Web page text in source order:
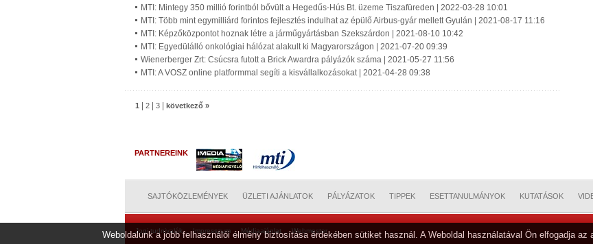
MTI: Mintegy 350 millió forintból bővült a Hegedűs-Hús Bt. üzeme Tiszafüreden | 2022-03-28 10:01
MTI: Több mint egymilliárd forintos fejlesztés indulhat az épülő Airbus-gyár mellett Gyulán | 2021-08-17 11:16
MTI: Képzőközpontot hoznak létre a járműgyártásban Szekszárdon | 2021-08-10 10:42
MTI: Egyedülálló onkológiai hálózat alakult ki Magyarországon | 2021-07-20 09:39
Wienerberger Zrt: Csúcsra futott a Brick Awardra pályázók száma | 2021-05-27 11:56
MTI: A VOSZ online platformmal segíti a kisvállalkozásokat | 2021-04-28 09:38
1 2 3 következő »
PARTNEREINK
SAJTÓKÖZLEMÉNYEK ÜZLETI AJÁNLATOK PÁLYÁZATOK TIPPEK ESETTANULMÁNYOK KUTATÁSOK
Jogi tudnivalók Impresszum Médiaajánlat Webmester
Weboldalunk a jobb felhasználói élmény biztosítása érdekében sütiket használ. A Weboldal használatával Ön elfogadja